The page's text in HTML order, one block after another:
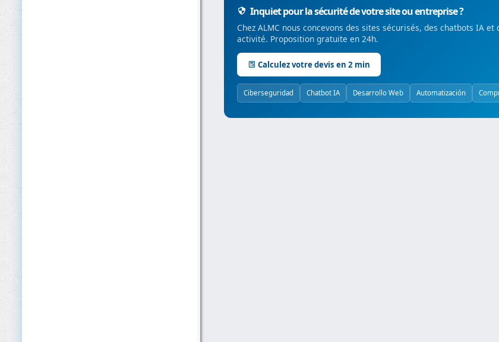
Inquiet pour la sécurité de votre site ou entreprise ?
Chez ALMC nous concevons des sites sécurisés, des chatbots IA
activité. Proposition gratuite en 24h.
Calculez votre devis en 2 min
Ciberseguridad Chatbot IA Desarrollo Web Automatización